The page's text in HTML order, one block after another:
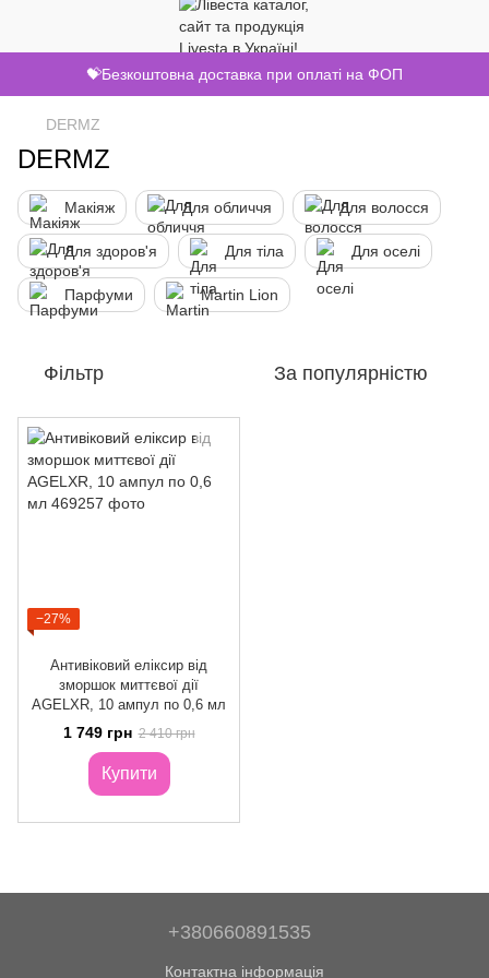
💝Безкоштовна доставка при оплаті на ФОП
DERMZ
DERMZ
Макіяж Для обличчя Для волосся
Для здоров'я Для тіла Для оселі
Парфуми Martin Lion
Фільтр За популярністю
−27%
Антивіковий еліксир від
зморшок миттєвої дії
AGELXR, 10 ампул по 0,6 мл
1 749 грн 2 410 грн
Купити
+380660891535
Контактна інформація